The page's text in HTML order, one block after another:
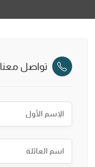
تواصل معنا